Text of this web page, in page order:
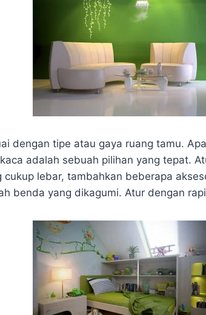
dengan tipe atau gaya ruang tamu.
adalah sebuah pilihan yang tepat.
cukup lebar, tambahkan beberapa
benda yang dikagumi. Atur dengan